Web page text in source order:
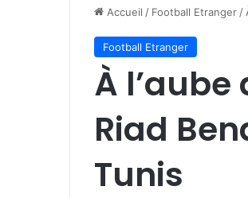
Accueil / Football Etranger /
Football Etranger
À
Riad
Tunis